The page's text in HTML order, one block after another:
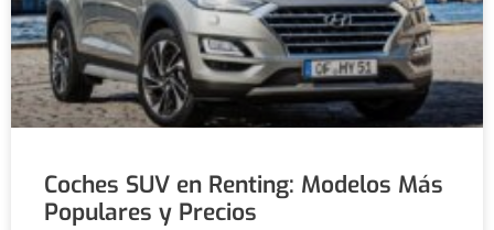
Coches SUV en Renting: Modelos Más
Populares y Precios